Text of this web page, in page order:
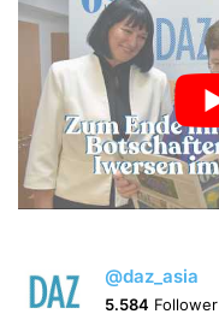
@daz_asia
5.584 Follower